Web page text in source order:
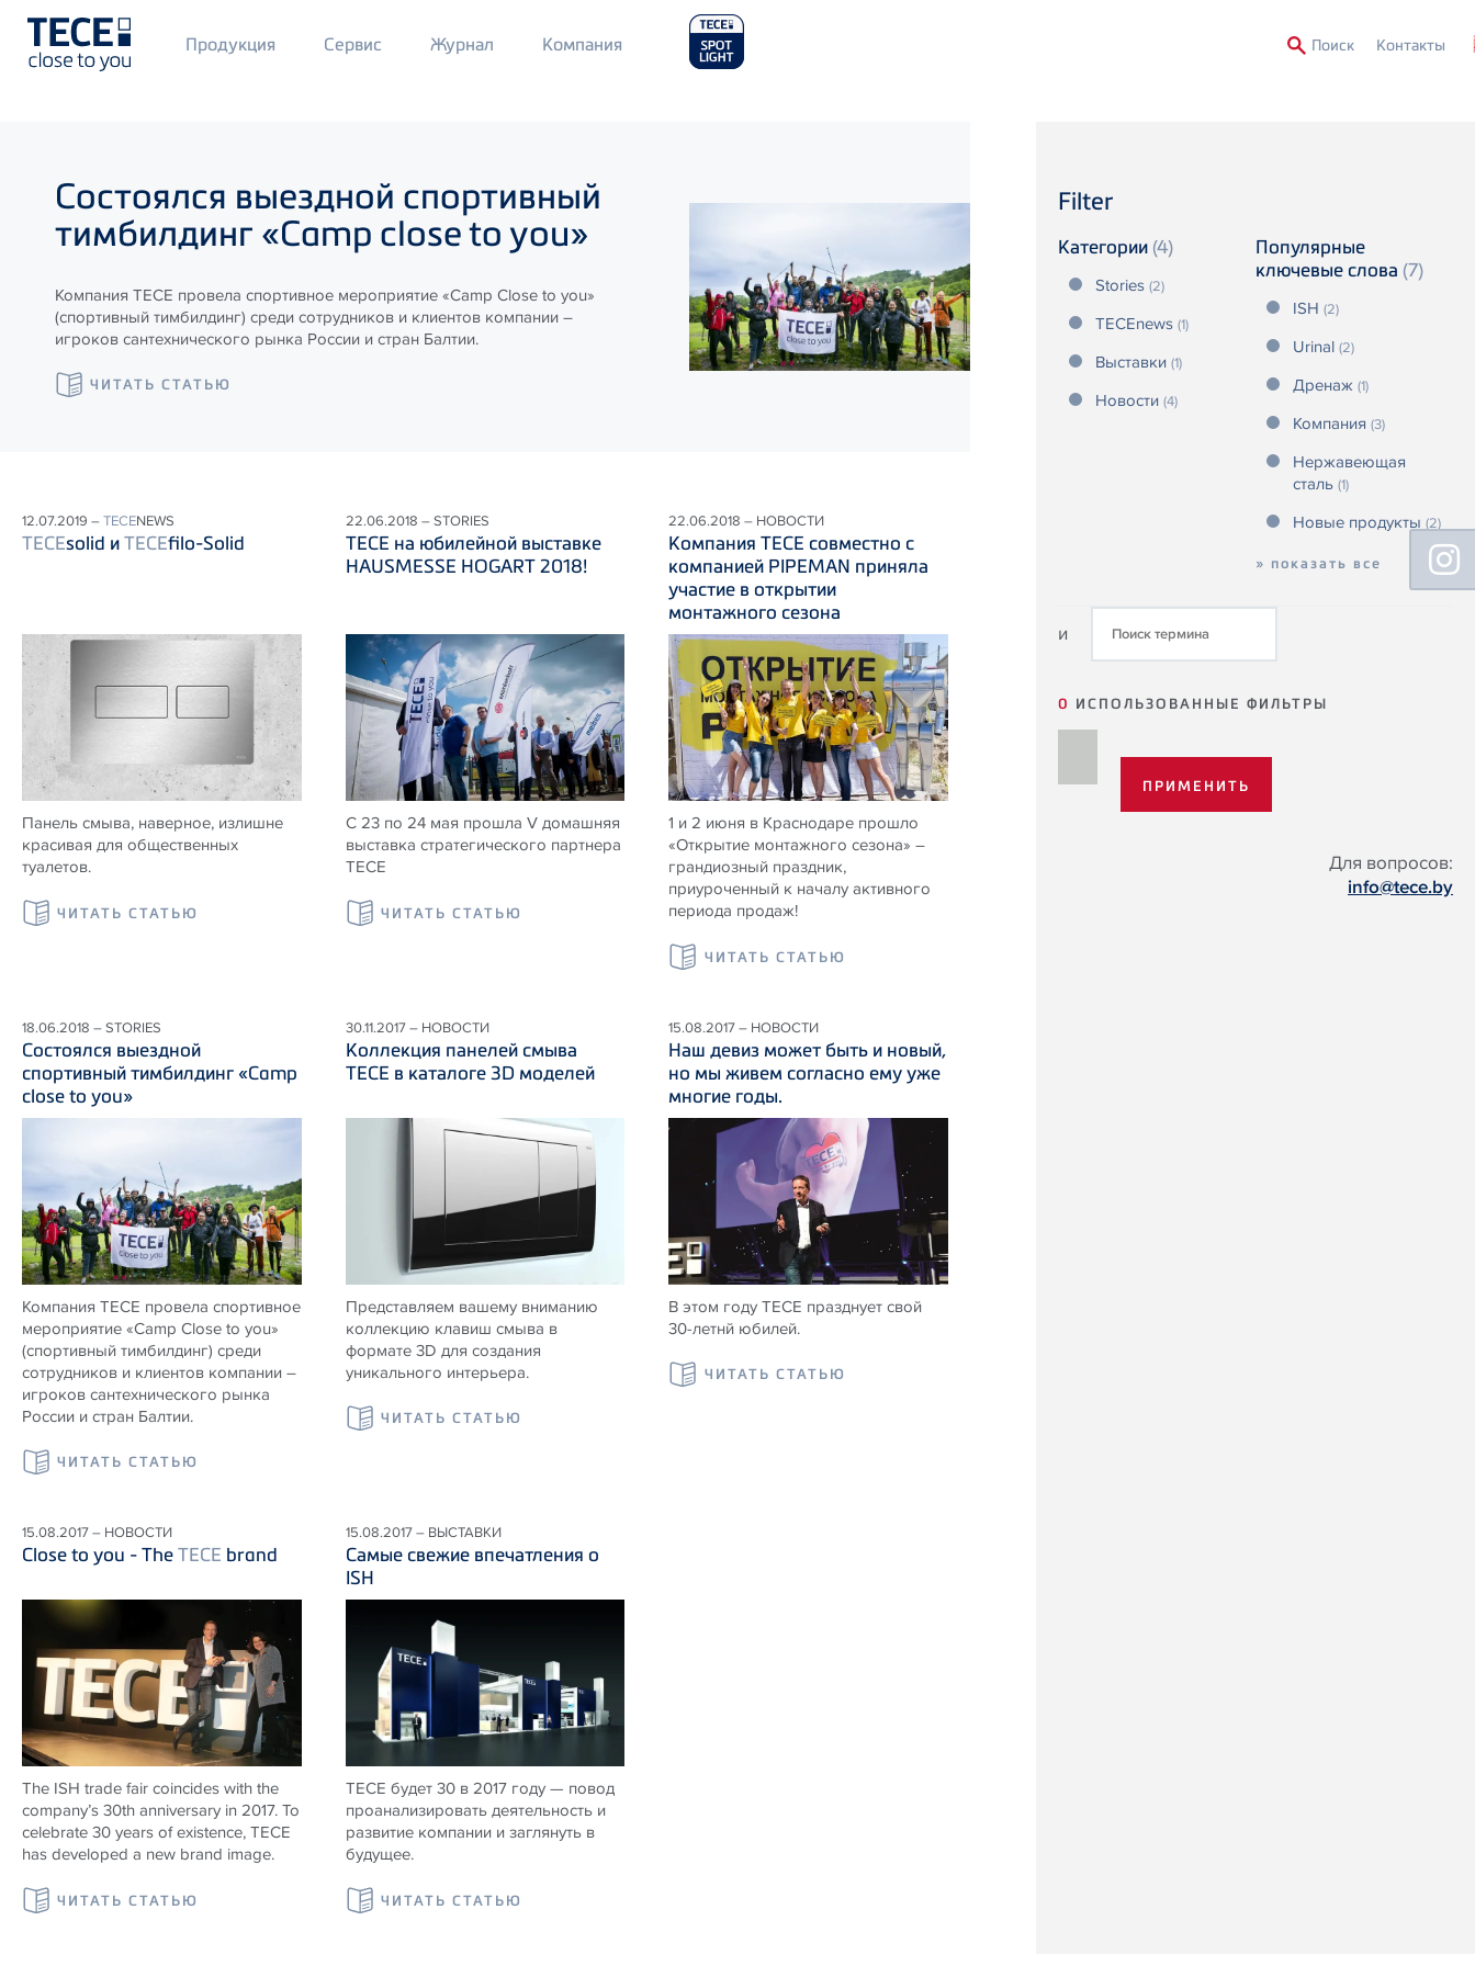
Main
Menü
Продукция Сервис Журнал Main
Menu
Компания Поиск Контакты
Filter
Категории (4)
Stories (2)
TECEnews (1)
Выставки (1)
Новости (4)
Популярные
ключевые слова (7)
ISH (2)
Urinal (2)
Дренаж (1)
Компания (3)
Нержавеющая
сталь (1)
Новые продукты (2)
» показать все
и
0 ИСПОЛЬЗОВАННЫЕ ФИЛЬТРЫ
Для вопросов:
info@tece.by
Состоялся выездной спортивный
тимбилдинг «Camp close to you»
Компания ТЕСЕ провела спортивное мероприятие «Camp Close to you»
(спортивный тимбилдинг) среди сотрудников и клиентов компании –
игроков сантехнического рынка России и стран Балтии.
ЧИТАТЬ СТАТЬЮ
12.07.2019 –TECENEWS
TECEsolid иTECEfilo-Solid
Панель смыва, наверное, излишне
красивая для общественных
туалетов.
ЧИТАТЬ СТАТЬЮ
22.06.2018 – STORIES
ТЕСЕ на юбилейной выставке
HAUSMESSE HOGART 2018!
С 23 по 24 мая прошла V домашняя
выставка стратегического партнера
ТЕСЕ
ЧИТАТЬ СТАТЬЮ
22.06.2018 – НОВОСТИ
Компания ТЕСЕ совместно с
компанией PIPEMAN приняла
участие в открытии
монтажного сезона
1 и 2 июня в Краснодаре прошло
«Открытие монтажного сезона» –
грандиозный праздник,
приуроченный к началу активного
периода продаж!
ЧИТАТЬ СТАТЬЮ
18.06.2018 – STORIES
Состоялся выездной
спортивный тимбилдинг «Camp
close to you»
Компания ТЕСЕ провела спортивное
мероприятие «Camp Close to you»
(спортивный тимбилдинг) среди
сотрудников и клиентов компании –
игроков сантехнического рынка
России и стран Балтии.
ЧИТАТЬ СТАТЬЮ
30.11.2017 – НОВОСТИ
Коллекция панелей смыва
ТЕСЕ в каталоге 3D моделей
Представляем вашему вниманию
коллекцию клавиш смыва в
формате 3D для создания
уникального интерьера.
ЧИТАТЬ СТАТЬЮ
15.08.2017 – НОВОСТИ
Наш девиз может быть и новый,
но мы живем согласно ему уже
многие годы.
В этом году ТЕСЕ празднует свой
30-летнй юбилей.
ЧИТАТЬ СТАТЬЮ
15.08.2017 – НОВОСТИ
Close to you - TheTECE brand
The ISH trade fair coincides with the
company’s 30th anniversary in 2017. To
celebrate 30 years of existence, TECE
has developed a new brand image.
ЧИТАТЬ СТАТЬЮ
15.08.2017 – ВЫСТАВКИ
Самые свежие впечатления о
ISH
TECE будет 30 в 2017 году — повод
проанализировать деятельность и
развитие компании и заглянуть в
будущее.
ЧИТАТЬ СТАТЬЮ
Floating
Sidebar